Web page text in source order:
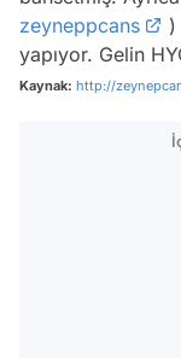
zeyneppcans
)
yapıyor. Gelin
Kaynak: http://